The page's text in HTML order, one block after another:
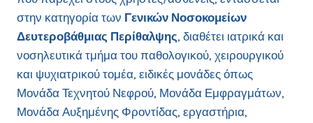
στην κατηγορία των Γενικών Νοσοκομείων
Δευτεροβάθμιας Περίθαλψης, διαθέτει ιατρικά και
νοσηλευτικά τμήμα του παθολογικού, χειρουργικού
και ψυχιατρικού τομέα, ειδικές μονάδες όπως
Μονάδα Τεχνητού Νεφρού, Μονάδα Εμφραγμάτων,
Μονάδα Αυξημένης Φροντίδας, εργαστήρια,